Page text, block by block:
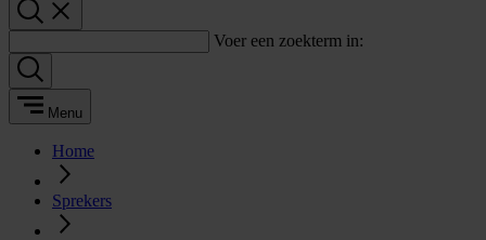
Voer een zoekterm in:
Menu
Home
Sprekers